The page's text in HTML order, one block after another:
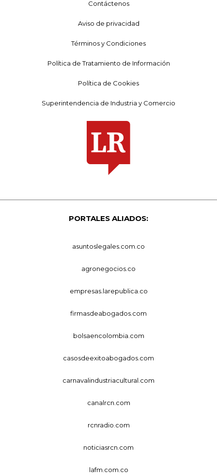
Contáctenos
Aviso de privacidad
Términos y Condiciones
Política de Tratamiento de Información
Política de Cookies
Superintendencia de Industria y Comercio
PORTALES ALIADOS:
asuntoslegales.com.co
agronegocios.co
empresas.larepublica.co
firmasdeabogados.com
bolsaencolombia.com
casosdeexitoabogados.com
carnavalindustriacultural.com
canalrcn.com
rcnradio.com
noticiasrcn.com
lafm.com.co